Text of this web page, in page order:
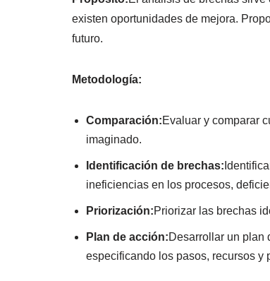
existen oportunidades de mejora.
futuro.
Metodología:
Comparación:Evaluar y comparar
imaginado.
Identificación de brechas:
ineficiencias en los procesos,
Priorización:Priorizar las brechas
Plan de acción:Desarrollar un plan
especificando los pasos, recursos y